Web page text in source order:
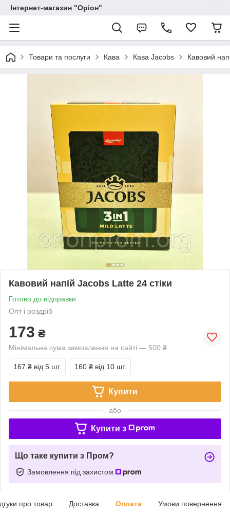
Інтернет-магазин "Оріон"
Товари та послуги Кава Кава Jacobs Кавовий
Кавовий напій Jacobs Latte 24 стіки
Готово до відправки
Опт і роздріб
173 ₴
Мінімальна сума замовлення на сайті — 500 ₴
167 ₴ від 5 шт. 160 ₴ від 10 шт.
Купити
або
Купити з
Що таке купити з Пром?
Замовлення під захистом
про товар Доставка Оплата Умови повернення